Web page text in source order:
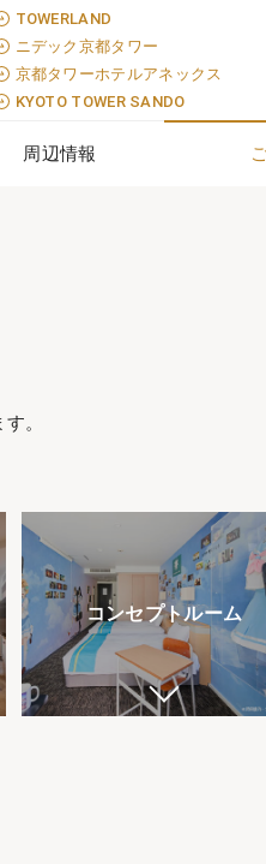
TOWERLAND
ニデック京都タワー
京都タワーホテルアネックス
KYOTO TOWER SANDO
周辺情報
。
コンセプトルーム